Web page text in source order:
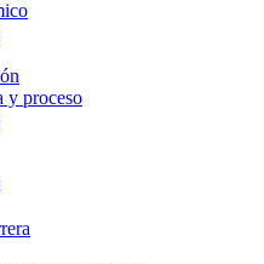
y proceso